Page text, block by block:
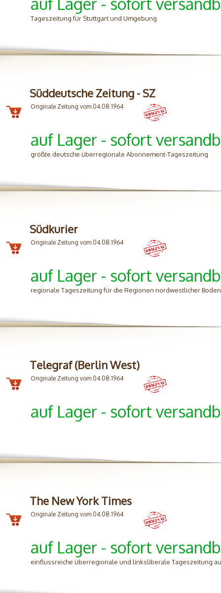
Tageszeitung für Stuttgart und Umgebung
Süddeutsche Zeitung - SZ
Originale Zeitung vom 04.08.1964
auf Lager - sofort
größte deutsche überregionale Abonnement-Tageszeitung
Südkurier
Originale Zeitung vom 04.08.1964
auf Lager - sofort
regionale Tageszeitung für die Regionen nordwestlicher
Telegraf (Berlin West)
Originale Zeitung vom 04.08.1964
auf Lager - sofort
The New York Times
Originale Zeitung vom 04.08.1964
auf Lager - sofort
einflussreiche überregionale und linksliberale Tageszeitung